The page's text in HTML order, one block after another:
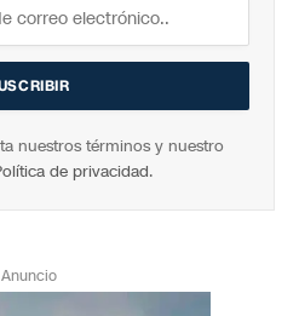
nuestros términos y nuestro
de privacidad.
Anuncio